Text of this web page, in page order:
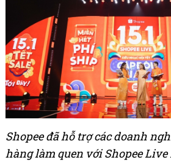
Shopee đã hỗ trợ các doanh
hàng làm quen với Shopee